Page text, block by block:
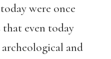
were once
even today
and